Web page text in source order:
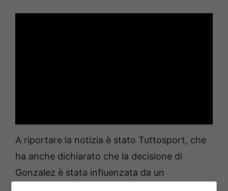
A riportare la notizia è stato Tuttosport, che
ha anche dichiarato che la decisione di
Gonzalez è stata influenzata da un